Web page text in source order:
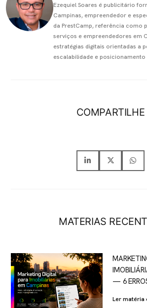
Ezequiel Soares é publicitário
Campinas, empreendedor e
da PrestCamp, referência como
serviços e empreendedores em
estratégias digitais orientadas a
escalabilidade e
COMPARTILHE
MATERIAS
— 6
Ler matéria